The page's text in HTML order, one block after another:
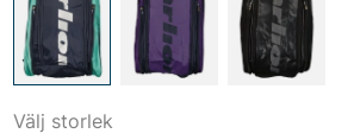
Välj storlek